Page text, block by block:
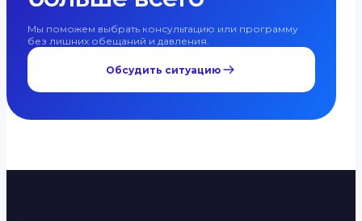
Мы поможем выбрать консультацию или программу
без лишних обещаний и давления.
Обсудить ситуацию